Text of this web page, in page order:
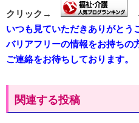
クリック→
いつも見ていただきありがとう
バリアフリーの情報をお持ちの
ご連絡をお待ちしております。
関連する投稿